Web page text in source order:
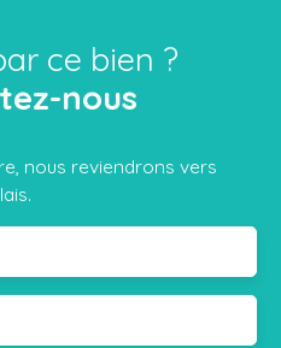
ce bien ?
nous
nous reviendrons vers